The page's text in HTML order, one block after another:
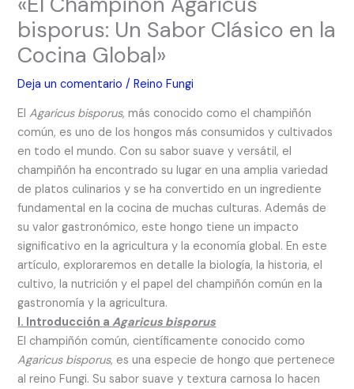
bisporus: Un Sabor Clásico en la
Cocina Global»
Deja un comentario /Reino Fungi
ElAgaricus bisporus, más conocido como el champiñón
común, es uno de los hongos más consumidos y cultivados
en todo el mundo. Con su sabor suave y versátil, el
champiñón ha encontrado su lugar en una amplia variedad
de platos culinarios y se ha convertido en un ingrediente
fundamental en la cocina de muchas culturas. Además de
su valor gastronómico, este hongo tiene un impacto
significativo en la agricultura y la economía global. En este
artículo, exploraremos en detalle la biología, la historia, el
cultivo, la nutrición y el papel del champiñón común en la
gastronomía y la agricultura.
I. Introducción aAgaricus bisporus
El champiñón común, científicamente conocido como
Agaricus bisporus, es una especie de hongo que pertenece
al reino Fungi. Su sabor suave y textura carnosa lo hacen